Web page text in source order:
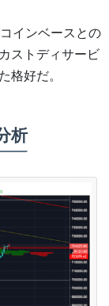
インベースとの
ストディサービ
格好だ。
析